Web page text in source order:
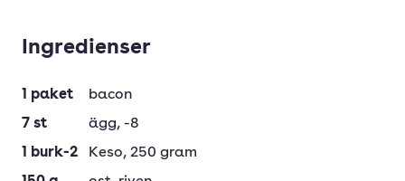
Ingredienser
1 paket
bacon
7 st ägg, -8
1
burk-2 Keso, 250 gram